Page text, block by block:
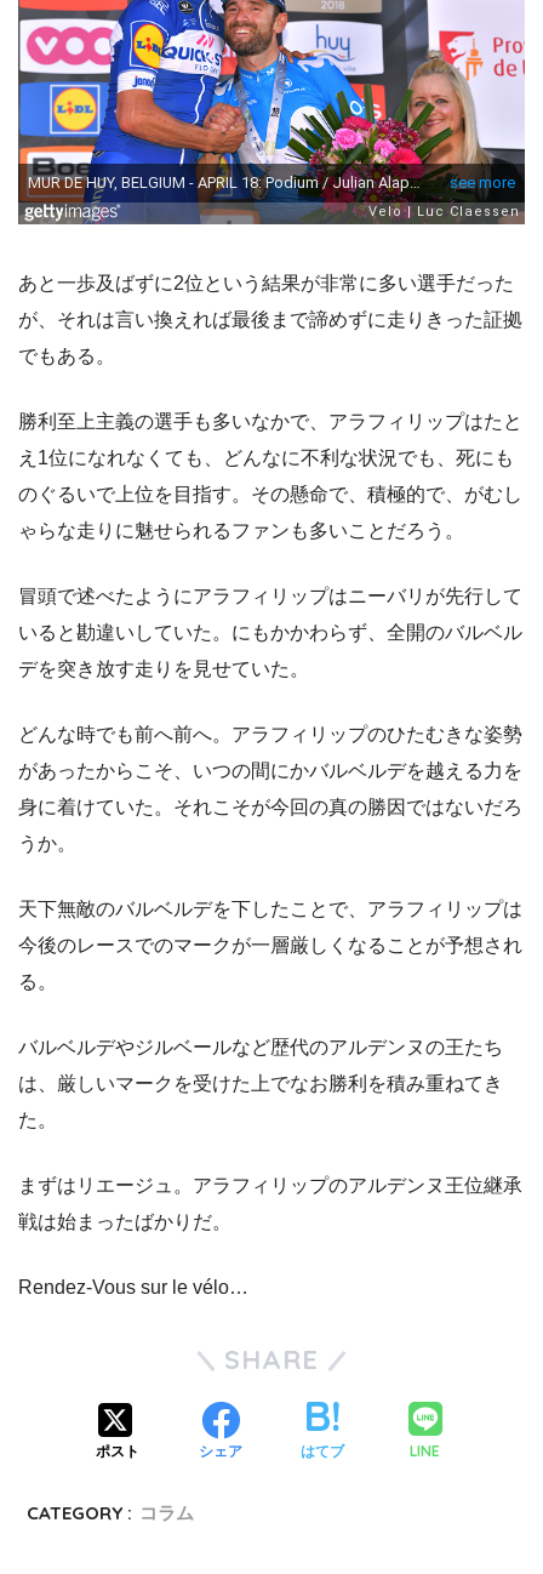
あと一歩及ばずに2位という結果が非常に多い選手だった
が、それは言い換えれば最後まで諦めずに走りきった証拠
でもある。
勝利至上主義の選手も多いなかで、アラフィリップはたと
え1位になれなくても、どんなに不利な状況でも、死にも
のぐるいで上位を目指す。その懸命で、積極的で、がむし
ゃらな走りに魅せられるファンも多いことだろう。
冒頭で述べたようにアラフィリップはニーバリが先行して
いると勘違いしていた。にもかかわらず、全開のバルベル
デを突き放す走りを見せていた。
どんな時でも前へ前へ。アラフィリップのひたむきな姿勢
があったからこそ、いつの間にかバルベルデを越える力を
身に着けていた。それこそが今回の真の勝因ではないだろ
うか。
天下無敵のバルベルデを下したことで、アラフィリップは
今後のレースでのマークが一層厳しくなることが予想され
る。
バルベルデやジルベールなど歴代のアルデンヌの王たち
は、厳しいマークを受けた上でなお勝利を積み重ねてき
た。
まずはリエージュ。アラフィリップのアルデンヌ王位継承
戦は始まったばかりだ。
Rendez-Vous sur le vélo…
SHARE
ポスト シェア はてブ LINE
CATEGORY : コラム